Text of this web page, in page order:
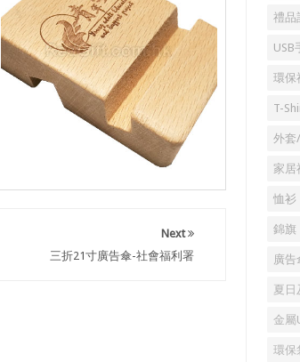
Next
三折21寸廣告傘-社會福利署
禮品
USB
環保
T-
外套
家居
恤衫
錦旗
廣告
夏日
金屬
環保